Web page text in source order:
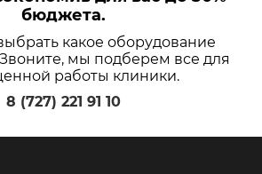
бюджета.
какое оборудование
мы подберем все для
работы клиники.
8 (727) 221 91 10